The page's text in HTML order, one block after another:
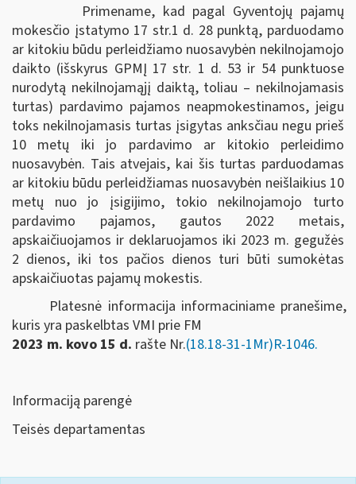
Primename, kad pagal Gyventojų pajamų
mokesčio įstatymo 17 str.1 d. 28 punktą, parduodamo
ar kitokiu būdu perleidžiamo nuosavybėn nekilnojamojo
daikto (išskyrus GPMĮ 17 str. 1 d. 53 ir 54 punktuose
nurodytą nekilnojamąjį daiktą, toliau ‒ nekilnojamasis
turtas) pardavimo pajamos neapmokestinamos, jeigu
toks nekilnojamasis turtas įsigytas anksčiau negu prieš
10 metų iki jo pardavimo ar kitokio perleidimo
nuosavybėn. Tais atvejais, kai šis turtas parduodamas
ar kitokiu būdu perleidžiamas nuosavybėn neišlaikius 10
metų nuo jo įsigijimo, tokio nekilnojamojo turto
pardavimo pajamos, gautos 2022 metais,
apskaičiuojamos ir deklaruojamos iki 2023 m. gegužės
2 dienos, iki tos pačios dienos turi būti sumokėtas
apskaičiuotas pajamų mokestis.
Platesnė informacija informaciniame pranešime,
kuris yra paskelbtas VMI prie FM
2023 m. kovo 15 d. rašte Nr.(18.18-31-1Mr)R-1046.
Informaciją parengė
Teisės departamentas